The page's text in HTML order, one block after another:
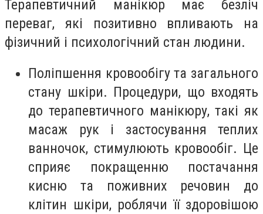
Терапевтичний манікюр має безліч
переваг, які позитивно впливають на
фізичний і психологічний стан людини.
Поліпшення кровообігу та загального
стану шкіри. Процедури, що входять
до терапевтичного манікюру, такі як
масаж рук і застосування теплих
ванночок, стимулюють кровообіг. Це
сприяє покращенню постачання
кисню та поживних речовин до
клітин шкіри, роблячи її здоровішою